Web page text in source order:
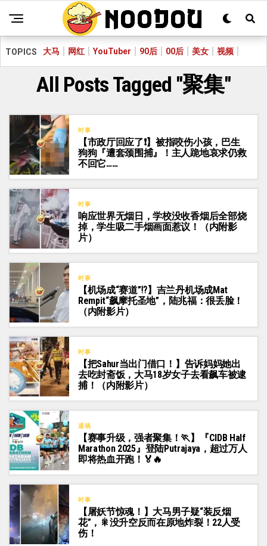
TOPICS 大马 网红 YouTuber 90后 00后 美女 视频
All Posts Tagged "聚集"
时事
【市政厅回应了❗】被指咬伤小孩，巴生
狗狗『遭套颈围捕』！主人跪地哀求仍救
不回它……
时事
响应世界无烟日，学校没收香烟后全部烧
掉，学生吸二手烟画面惹议！（内附影
片）
时事
【机场成“赛道”⁉️】吉兰丹机场成Mat
Rempit“飙摩托圣地”，陆兆福：很丢脸！
（内附影片）
时事
【把Sahur当出门借口！】告诉妈妈她出
去吃封斋饭，大马18岁女子去看飙车被逮
捕！（内附影片）
通稿
【赛事升级，强者聚集！🏃‍】『CIDB Half
Marathon 2025』登陆Putrajaya，超过万人
即将热血开跑！🏅🔥
时事
【屠妖节惊魂！】大马男子疑“装反烟
花”，🎇没升空反而在原地炸裂！22人受
伤！